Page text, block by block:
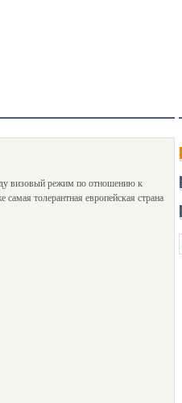
визовый режим по отношению к
толерантная европейская страна